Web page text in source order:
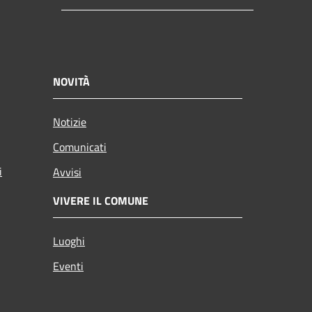
NOVITÀ
Notizie
Comunicati
Avvisi
VIVERE IL COMUNE
Luoghi
Eventi